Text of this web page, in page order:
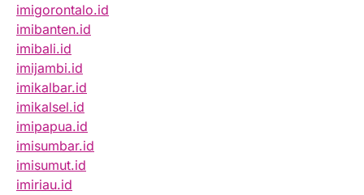
imigorontalo.id
imibanten.id
imibali.id
imijambi.id
imikalbar.id
imikalsel.id
imipapua.id
imisumbar.id
imisumut.id
imiriau.id